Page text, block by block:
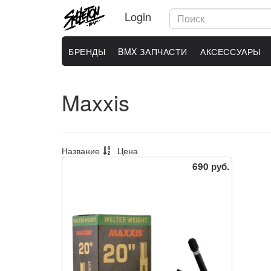
Login
БРЕНДЫ BMX ЗАПЧАСТИ АКСЕССУАРЫ
Maxxis
Название Цена
690 руб.